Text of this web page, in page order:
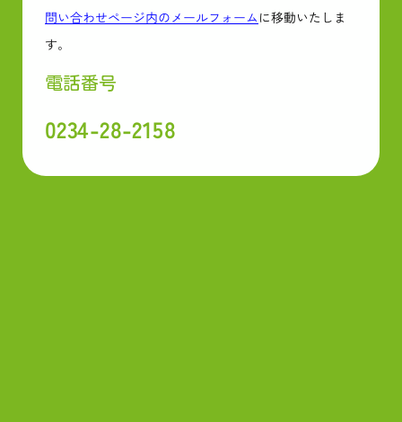
問い合わせページ内のメールフォームに移動いたしま
す。
電話番号
0234-28-2158